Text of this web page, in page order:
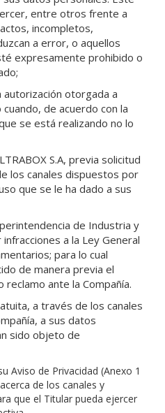
entre otros frente a
incompletos,
a error, o aquellos
expresamente prohibido o
autorización otorgada a
cuando, de acuerdo con la
se está realizando no lo
S.A, previa solicitud
los canales dispuestos por
que se le ha dado a sus
de Industria y
a la Ley General
para lo cual
de manera previa el
ante la Compañía.
a través de los canales
a sus datos
sido objeto de
Aviso de Privacidad (Anexo 1
de los canales y
que el Titular pueda ejercer